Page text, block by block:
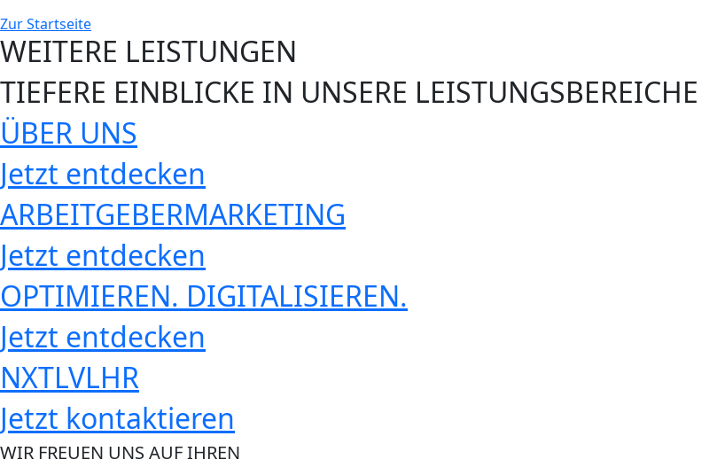
Zur Startseite
WEITERE LEISTUNGEN
TIEFERE EINBLICKE IN UNSERE LEISTUNGSBEREICHE
ÜBER UNS
Jetzt entdecken
ARBEITGEBERMARKETING
Jetzt entdecken
OPTIMIEREN. DIGITALISIEREN.
Jetzt entdecken
NXTLVLHR
Jetzt kontaktieren
WIR FREUEN UNS AUF IHREN